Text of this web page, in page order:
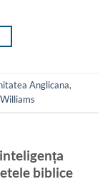
Anglicana,
biblice